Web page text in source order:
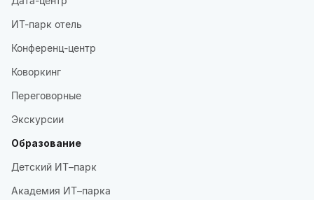
ИТ-парк отель
Конференц-центр
Коворкинг
Переговорные
Экскурсии
Образование
Детский ИТ–парк
Академия ИТ–парка